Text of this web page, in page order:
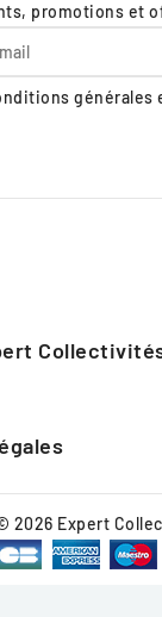
promotions et
générales
2026 Expert